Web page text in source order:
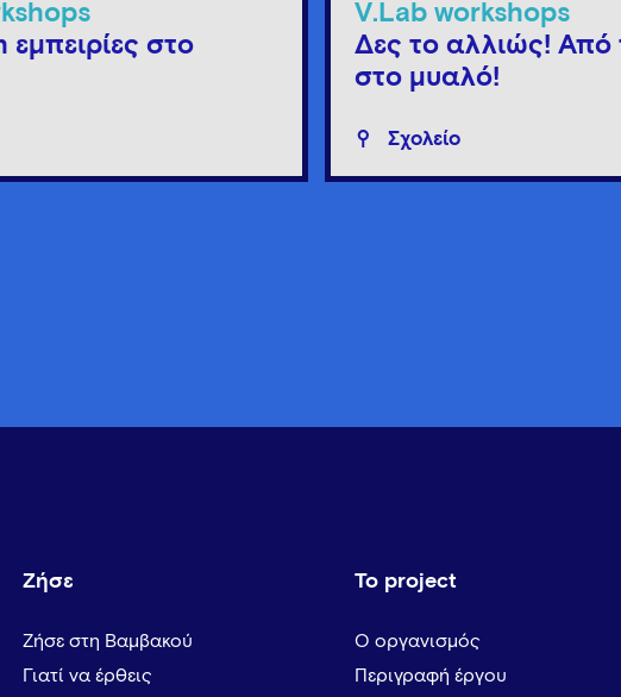
εμπειρίες στο
V.Lab workshops
Δες το αλλιώς! Από
στο μυαλό!
Σχολείο
Ζήσε
Ζήσε στη Βαμβακού
Γιατί να έρθεις
Το project
Ο οργανισμός
Περιγραφή έργου